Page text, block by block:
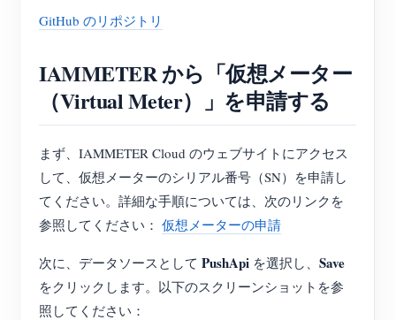
太陽光PVシステム エネルギーモニター
電力使用量モニター
PVヒーター制御システム
ホームオートメーション
工場エネルギー監視
ストア
リソース
製品クイックスタート
ドキュメント
チュートリアル動画
FAQ
ニュース
コミュニティ
コントリビュータープログラム
コントリビューターセンター
IAMMETER 活動
フォーラム
ソリューション
お問い合わせ
会社情報
GitHub のリポジトリ
IAMMETER から「仮想メーター
（Virtual Meter）」を申請する
まず、IAMMETER Cloud のウェブサイトにアクセス
して、仮想メーターのシリアル番号（SN）を申請し
てください。詳細な手順については、次のリンクを
参照してください： 仮想メーターの申請
次に、データソースとして PushApi を選択し、 Save
をクリックします。以下のスクリーンショットを参
照してください：